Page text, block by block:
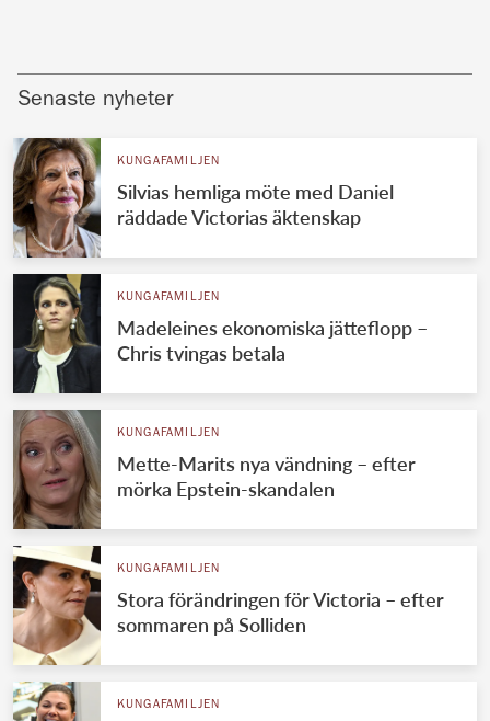
Senaste nyheter
KUNGAFAMILJEN
Silvias hemliga möte med Daniel
räddade Victorias äktenskap
KUNGAFAMILJEN
Madeleines ekonomiska jätteflopp –
Chris tvingas betala
KUNGAFAMILJEN
Mette-Marits nya vändning – efter
mörka Epstein-skandalen
KUNGAFAMILJEN
Stora förändringen för Victoria – efter
sommaren på Solliden
KUNGAFAMILJEN